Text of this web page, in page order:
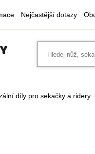
Nejčastější dotazy
díly pro sekačky a ridery